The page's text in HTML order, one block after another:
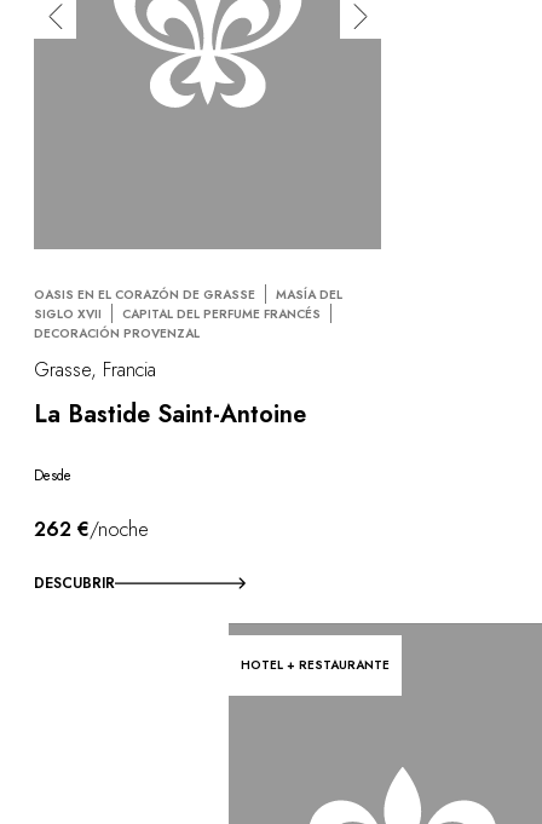
OASIS EN EL CORAZÓN DE GRASSE
MASÍA DEL
SIGLO XVII
CAPITAL DEL PERFUME FRANCÉS
DECORACIÓN PROVENZAL
Grasse, Francia
La Bastide Saint-Antoine
Desde
262 €/noche
DESCUBRIR
HOTEL + RESTAURANTE